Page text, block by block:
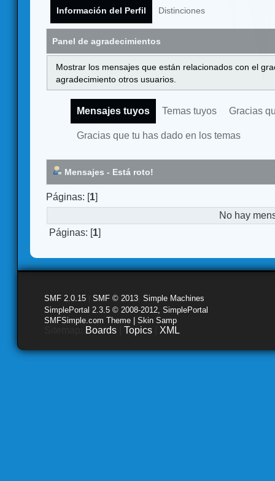
Información del Perfil Distinciones
Panel de agradecimientos
Mostrar los mensajes que están relacionados con el
agradecimiento otros usuarios.
Mensajes tuyos Temas tuyos Gracias
Gracias que tu has dado en los temas
Mensajes - Está roto!
Páginas: [1]
No hay
Páginas: [1]
SMF 2.0.15 SMF © 2013 Simple Machines
SimplePortal 2.3.5 © 2008-2012, SimplePortal
SMFSimple.com Theme | Skin Samp
Boards Topics XML